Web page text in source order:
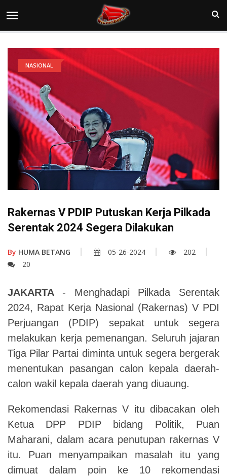
NASIONAL
Rakernas V PDIP Putuskan Kerja Pilkada
Serentak 2024 Segera Dilakukan
By HUMA BETANG 05-26-2024
202
20
JAKARTA - Menghadapi Pilkada Serentak
2024, Rapat Kerja Nasional (Rakernas) V PDI
Perjuangan (PDIP) sepakat untuk segera
melakukan kerja pemenangan. Seluruh jajaran
Tiga Pilar Partai diminta untuk segera bergerak
menentukan pasangan calon kepala daerah-
calon wakil kepala daerah yang diuaung.
Rekomendasi Rakernas V itu dibacakan oleh
Ketua DPP PDIP bidang Politik, Puan
Maharani, dalam acara penutupan rakernas V
itu. Puan menyampaikan masalah itu yang
dimuat dalam poin ke 10 rekomendasi